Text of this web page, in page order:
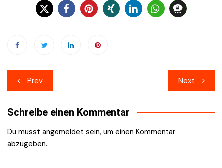
Beitragsnavigation
Prev Next
Schreibe einen Kommentar
Du musst angemeldet sein, um einen Kommentar
abzugeben.